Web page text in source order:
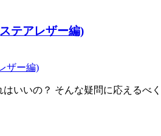
テアレザー編)
はいいの？ そんな疑問に応える